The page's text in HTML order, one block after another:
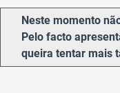
Neste momento
Pelo facto
queira tentar mais